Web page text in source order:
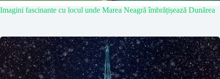
Imagini fascinante cu locul unde Marea Neagră îmbrățișează Dunărea